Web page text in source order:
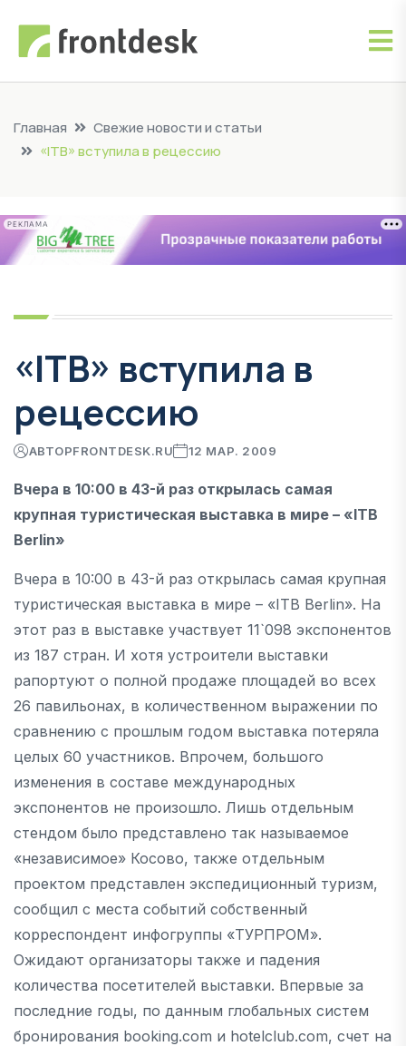
Главная
Свежие новости и статьи
«ITB» вступила в рецессию
РЕКЛАМА
«ITB» вступила в
рецессию
АВТОРFRONTDESK.RU 12 МАР. 2009
Вчера в 10:00 в 43-й раз открылась самая
крупная туристическая выставка в мире – «ITB
Berlin»
Вчера в 10:00 в 43-й раз открылась самая крупная
туристическая выставка в мире – «ITB Berlin». На
этот раз в выставке участвует 11`098 экспонентов
из 187 стран. И хотя устроители выставки
рапортуют о полной продаже площадей во всех
26 павильонах, в количественном выражении по
сравнению с прошлым годом выставка потеряла
целых 60 участников. Впрочем, большого
изменения в составе международных
экспонентов не произошло. Лишь отдельным
стендом было представлено так называемое
«независимое» Косово, также отдельным
проектом представлен экспедиционный туризм,
сообщил с места событий собственный
корреспондент инфогруппы «ТУРПРОМ».
Ожидают организаторы также и падения
количества посетителей выставки. Впервые за
последние годы, по данным глобальных систем
бронирования booking.com и hotelclub.com, счет на